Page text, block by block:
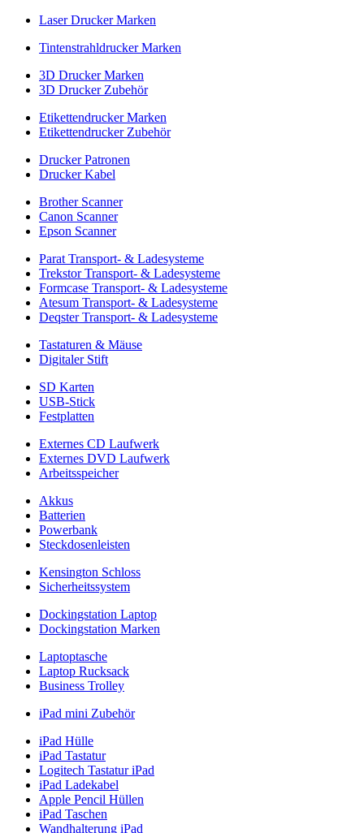
Laser Drucker Marken
Tintenstrahldrucker Marken
3D Drucker Marken
3D Drucker Zubehör
Etikettendrucker Marken
Etikettendrucker Zubehör
Drucker Patronen
Drucker Kabel
Brother Scanner
Canon Scanner
Epson Scanner
Parat Transport- & Ladesysteme
Trekstor Transport- & Ladesysteme
Formcase Transport- & Ladesysteme
Atesum Transport- & Ladesysteme
Deqster Transport- & Ladesysteme
Tastaturen & Mäuse
Digitaler Stift
SD Karten
USB-Stick
Festplatten
Externes CD Laufwerk
Externes DVD Laufwerk
Arbeitsspeicher
Akkus
Batterien
Powerbank
Steckdosenleisten
Kensington Schloss
Sicherheitssystem
Dockingstation Laptop
Dockingstation Marken
Laptoptasche
Laptop Rucksack
Business Trolley
iPad mini Zubehör
iPad Hülle
iPad Tastatur
Logitech Tastatur iPad
iPad Ladekabel
Apple Pencil Hüllen
iPad Taschen
Wandhalterung iPad